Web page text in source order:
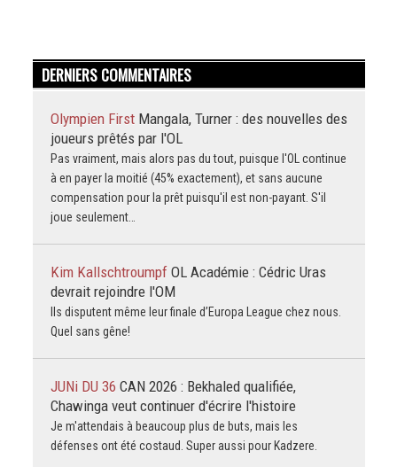
DERNIERS COMMENTAIRES
Olympien First Mangala, Turner : des nouvelles des
joueurs prêtés par l'OL
Pas vraiment, mais alors pas du tout, puisque l'OL continue
à en payer la moitié (45% exactement), et sans aucune
compensation pour la prêt puisqu'il est non-payant. S'il
joue seulement…
Kim Kallschtroumpf OL Académie : Cédric Uras
devrait rejoindre l'OM
Ils disputent même leur finale d’Europa League chez nous.
Quel sans gêne!
JUNi DU 36 CAN 2026 : Bekhaled qualifiée,
Chawinga veut continuer d'écrire l'histoire
Je m'attendais à beaucoup plus de buts, mais les
défenses ont été costaud. Super aussi pour Kadzere.